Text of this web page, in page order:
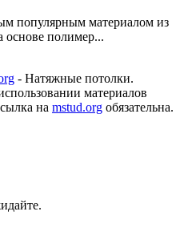
популярным материалом из
основе полимер...
- Натяжные потолки.
материалов
на mstud.org обязательна.